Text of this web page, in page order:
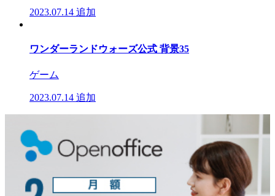
2023.07.14 追加
ワンダーランドウォーズ公式 背景35
ゲーム
2023.07.14 追加